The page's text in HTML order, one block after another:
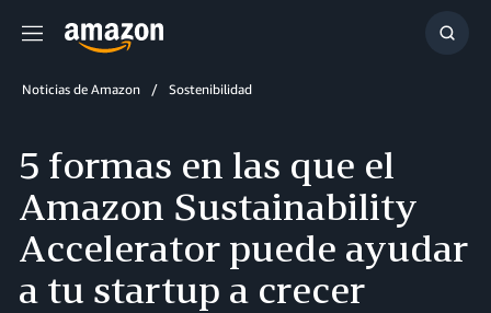
Menú
Noticias de Amazon Sostenibilidad
5 formas en las que el
Amazon Sustainability
Accelerator puede ayudar
a tu startup a crecer